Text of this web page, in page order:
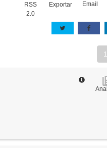
Email
Exportar
RSS
2.0
1